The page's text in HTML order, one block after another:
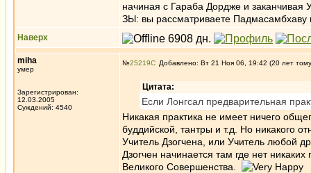
начиная с Гараба Дордже и
ЗЫ: вы рассматриваете Падмасамбхаву
Наверх
miha
умер
Зарегистрирован:
12.03.2005
Суждений: 4540
№25219 Добавлено: Вт 21 Ноя 06, 19:42 (20 лет
Цитата:
Если Лонгсал предварительная
Никакая практика не имеет ничего
буддийской, тантры и т.д. Но никакого
Учитель Дзогчена, или Учитель любой
Дзогчен начинается там где нет
Великого Совершенства.